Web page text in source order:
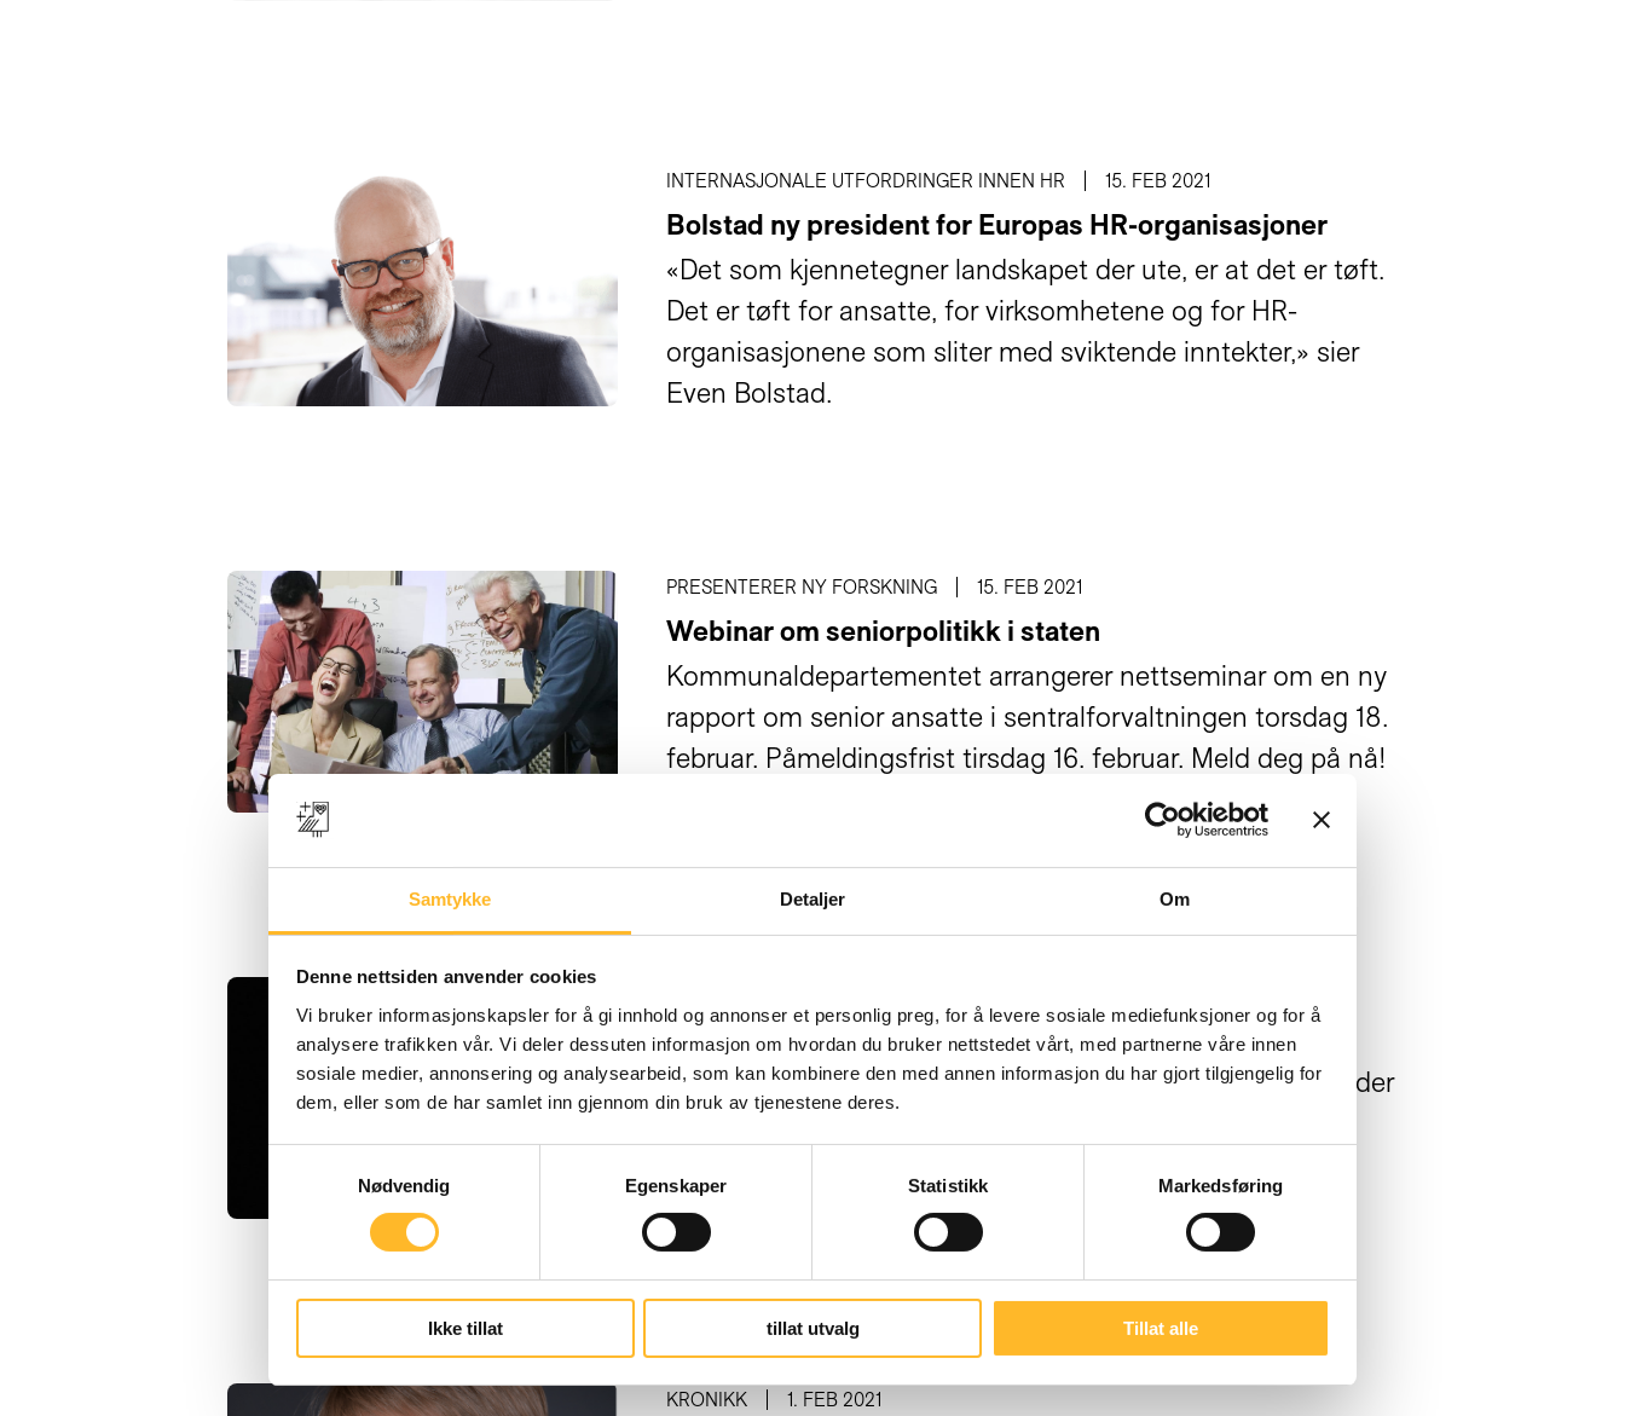
Samtykke Detaljer Om
Denne nettsiden anvender cookies
Vi bruker informasjonskapsler for å gi innhold og annonser et personlig preg, for å levere sosiale mediefunksjoner og for å
analysere trafikken vår. Vi deler dessuten informasjon om hvordan du bruker nettstedet vårt, med partnerne våre innen
sosiale medier, annonsering og analysearbeid, som kan kombinere den med annen informasjon du har gjort tilgjengelig for
dem, eller som de har samlet inn gjennom din bruk av tjenestene deres.
Nødvendig
Egenskaper Statistikk Markedsføring
Ikke tillat tillat utvalg Tillat alle
INTERNASJONALE UTFORDRINGER INNEN HR 15. FEB 2021
Bolstad ny president for Europas HR-organisasjoner
«Det som kjennetegner landskapet der ute, er at det er tøft.
Det er tøft for ansatte, for virksomhetene og for HR-
organisasjonene som sliter med sviktende inntekter,» sier
Even Bolstad.
PRESENTERER NY FORSKNING 15. FEB 2021
Webinar om seniorpolitikk i staten
Kommunaldepartementet arrangerer nettseminar om en ny
rapport om senior ansatte i sentralforvaltningen torsdag 18.
februar. Påmeldingsfrist tirsdag 16. februar. Meld deg på nå!
Kartlegging av sykehus på NRK radio
NRK Frokostradioen intervjuer onsdag morgen prosjektleder
Linda Hauge om det nye kartleggingsprosjektet om
KRONIKK 1. FEB 2021